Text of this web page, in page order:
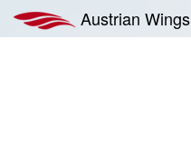
Inhalt
springen
Austrian Wings